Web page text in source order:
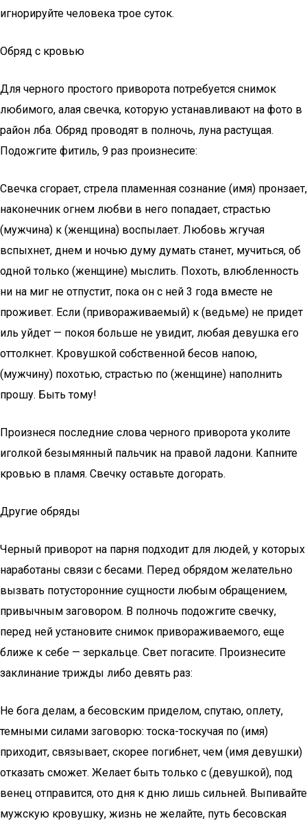
игнорируйте человека трое суток.
Обряд с кровью
Для черного простого приворота потребуется снимок
любимого, алая свечка, которую устанавливают на фото в
район лба. Обряд проводят в полночь, луна растущая.
Подожгите фитиль, 9 раз произнесите:
Свечка сгорает, стрела пламенная сознание (имя) пронзает,
наконечник огнем любви в него попадает, страстью
(мужчина) к (женщина) воспылает. Любовь жгучая
вспыхнет, днем и ночью думу думать станет, мучиться, об
одной только (женщине) мыслить. Похоть, влюбленность
ни на миг не отпустит, пока он с ней 3 года вместе не
проживет. Если (привораживаемый) к (ведьме) не придет
иль уйдет — покоя больше не увидит, любая девушка его
оттолкнет. Кровушкой собственной бесов напою,
(мужчину) похотью, страстью по (женщине) наполнить
прошу. Быть тому!
Произнеся последние слова черного приворота уколите
иголкой безымянный пальчик на правой ладони. Капните
кровью в пламя. Свечку оставьте догорать.
Другие обряды
Черный приворот на парня подходит для людей, у которых
наработаны связи с бесами. Перед обрядом желательно
вызвать потусторонние сущности любым обращением,
привычным заговором. В полночь подожгите свечку,
перед ней установите снимок привораживаемого, еще
ближе к себе — зеркальце. Свет погасите. Произнесите
заклинание трижды либо девять раз:
Не бога делам, а бесовским приделом, спутаю, оплету,
темными силами заговорю: тоска-тоскучая по (имя)
приходит, связывает, скорее погибнет, чем (имя девушки)
отказать сможет. Желает быть только с (девушкой), под
венец отправится, ото дня к дню лишь сильней. Выпивайте
мужскую кровушку, жизнь не желайте, путь бесовская